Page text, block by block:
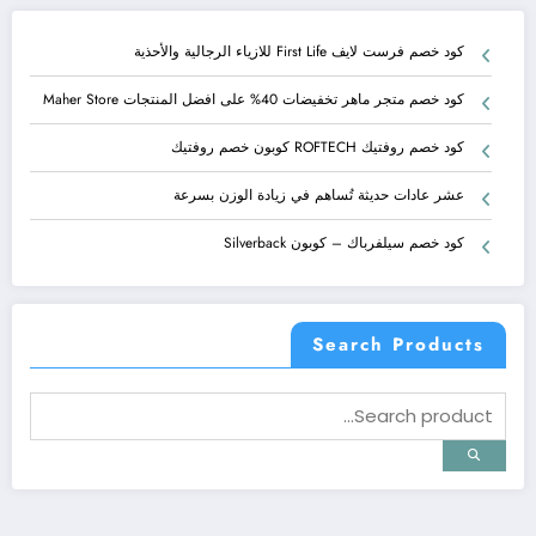
كود خصم فرست لايف First Life للازياء الرجالية والأحذية
كود خصم متجر ماهر تخفيضات 40% على افضل المنتجات Maher Store
كود خصم روفتيك ROFTECH كوبون خصم روفتيك
عشر عادات حديثة تُساهم في زيادة الوزن بسرعة
كود خصم سيلفرباك – كوبون Silverback
Search Products